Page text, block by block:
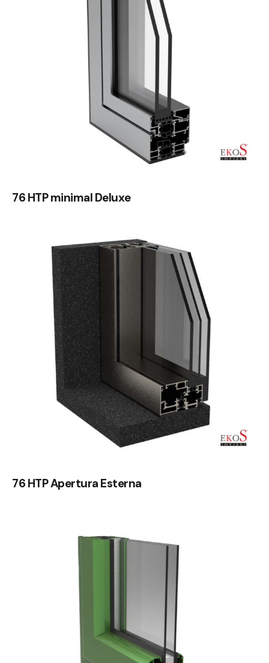
76 HTP minimal Deluxe
76 HTP Apertura Esterna